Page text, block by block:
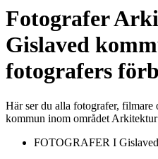
Fotografer
Gislaved
fotografers
Här ser du alla fotografer, filmare
kommun inom området Arkitektur
FOTOGRAFER I